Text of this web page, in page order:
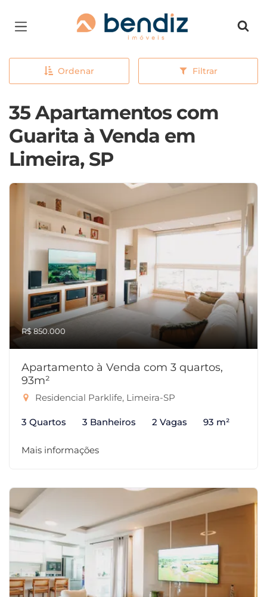
Página inicial
Ordenar Filtrar
35 Apartamentos com
Guarita à Venda em
Limeira, SP
R$ 850.000
Apartamento à Venda com 3 quartos,
93m²
Residencial Parklife, Limeira-SP
3 Quartos 3 Banheiros 2 Vagas 93 m²
Mais informações